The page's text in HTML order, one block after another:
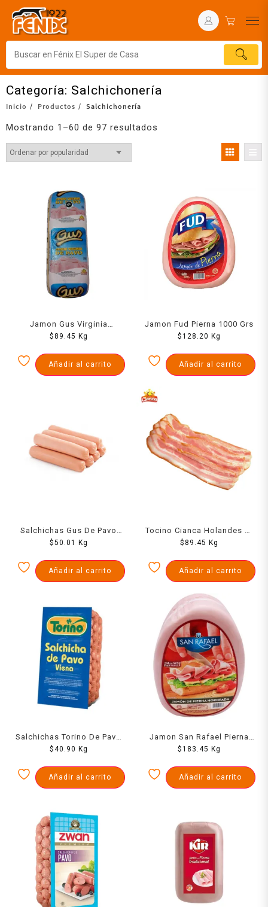
Categoría: Salchichonería
Inicio Productos Salchichonería
Mostrando 1–60 de 97 resultados
Jamon Gus Virginia
Cuadrado 1000 Grs
$ 89.45 Kg
Añadir al carrito
Jamon Fud Pierna 1000 Grs
$128.20 Kg
Añadir al carrito
Salchichas Gus De Pavo
1000 Grs
$50.01 Kg
Añadir al carrito
Tocino Cianca Holandes Al
Vacio 1000 Grs
$ 89.45 Kg
Añadir al carrito
Salchichas Torino De Pavo
Viena 1000 Grs
$40.90 Kg
Añadir al carrito
Jamon San Rafael Pierna
Horneada 1000 Grs
$183.45 Kg
Añadir al carrito